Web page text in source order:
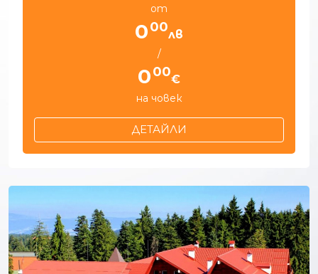
от
000лв
/
000€
на човек
ДЕТАЙЛИ